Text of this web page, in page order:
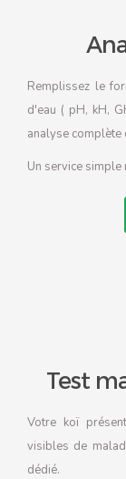
Remplissez le
d'eau ( pH, kH,
analyse complète
Un service
Test
Votre koï
visibles de
dédié.